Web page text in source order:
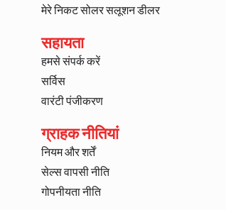
मेरे निकट सोलर सलूशन डीलर
सहायता
हमसे संपर्क करें
सर्विस
वारंटी पंजीकरण
ग्राहक नीतियां
नियम और शर्तें
सेल्स वापसी नीति
गोपनीयता नीति